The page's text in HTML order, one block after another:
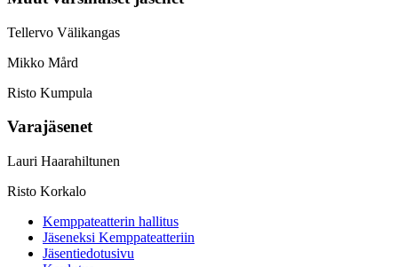
Tellervo Välikangas
Mikko Mård
Risto Kumpula
Varajäsenet
Lauri Haarahiltunen
Risto Korkalo
Kemppateatterin hallitus
Jäseneksi Kemppateatteriin
Jäsentiedotusivu